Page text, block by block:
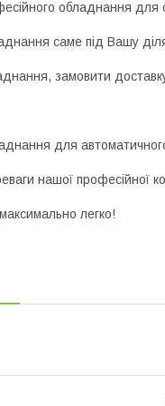
обладнання для
саме під Вашу
замовити
для
нашої професійної
легко!